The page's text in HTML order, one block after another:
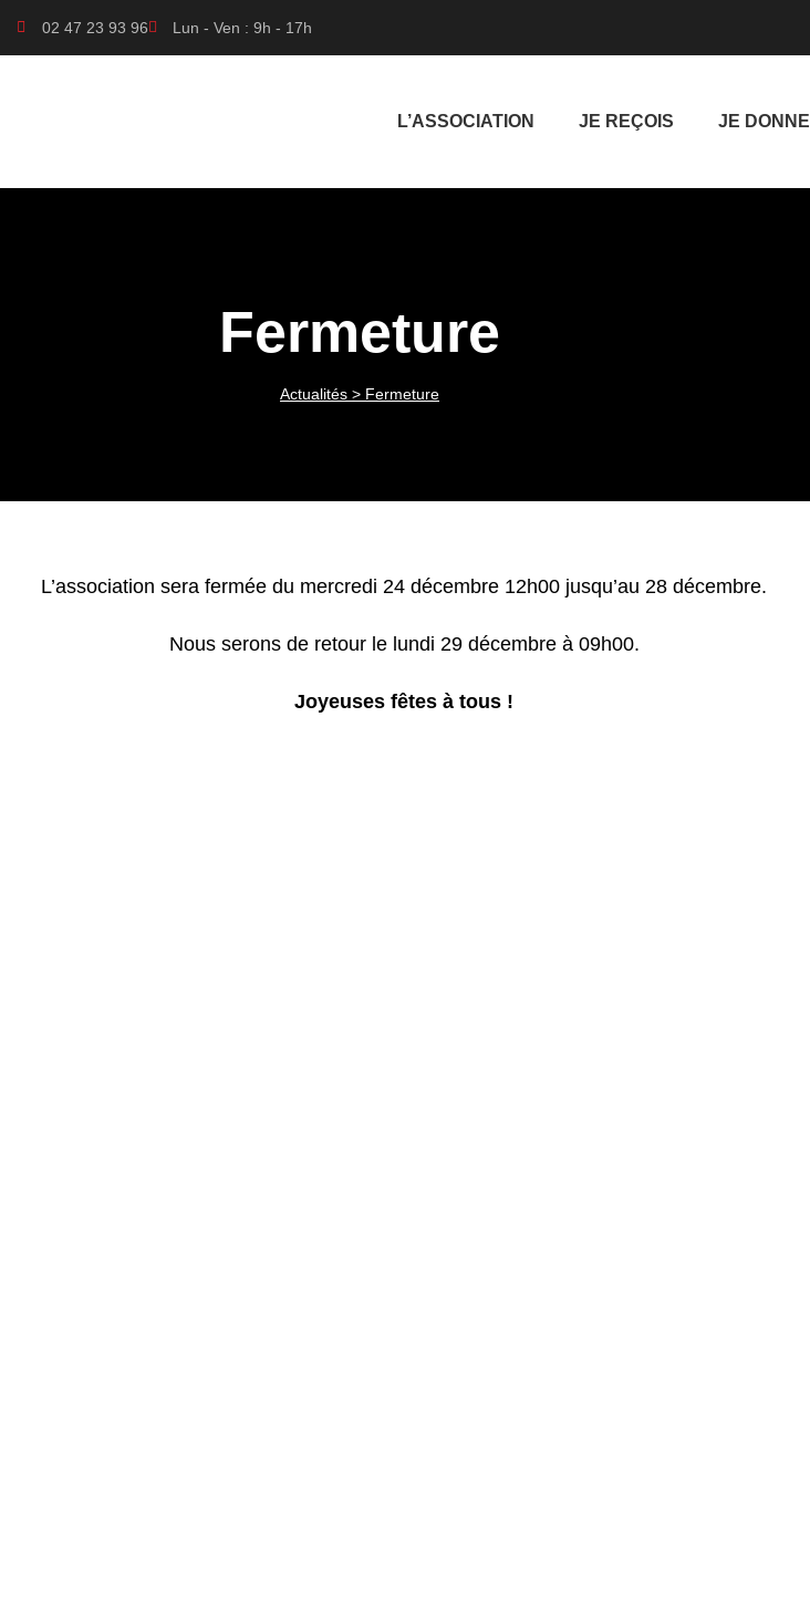
02 47 23 93 96 Lun - Ven : 9h - 17h
L’ASSOCIATION JE REÇOIS JE DONNE
Fermeture
Actualités > Fermeture
L’association sera fermée du mercredi 24 décembre 12h00 jusqu’au 28 décembre.
Nous serons de retour le lundi 29 décembre à 09h00.
Joyeuses fêtes à tous !